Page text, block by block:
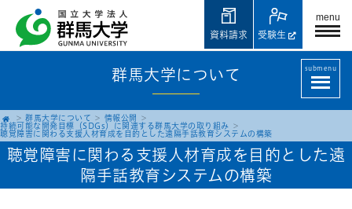
menu
受験生
資料請求
群馬大学について submenu
群馬大学について
情報公開
持続可能な開発目標（SDGs）に関連する群馬大学の取り組み
聴覚障害に関わる支援人材育成を目的とした遠隔手話教育システムの構築
聴覚障害に関わる支援人材育成を目的とした遠
隔手話教育システムの構築